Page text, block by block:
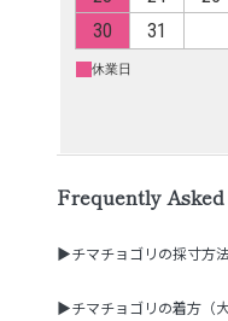
Frequently Asked
▶チマチョゴリの採寸方
▶チマチョゴリの着方（大